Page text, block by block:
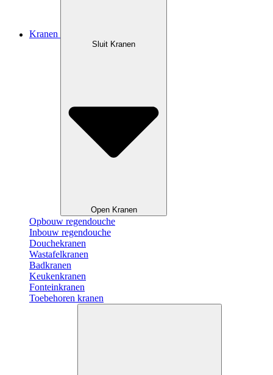
Kranen
Sluit Kranen
Open Kranen
Opbouw regendouche
Inbouw regendouche
Douchekranen
Wastafelkranen
Badkranen
Keukenkranen
Fonteinkranen
Toebehoren kranen